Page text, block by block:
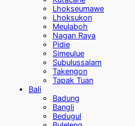
Lhokseumawe
Lhoksukon
Meulaboh
Nagan Raya
Pidie
Simeulue
Subulussalam
Takengon
Tapak Tuan
Bali
Badung
Bangli
Bedugul